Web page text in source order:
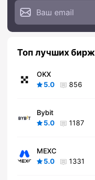
Топ лучших бирж
OKX
5.0
856
Bybit
5.0
1187
MEXC
5.0
1331